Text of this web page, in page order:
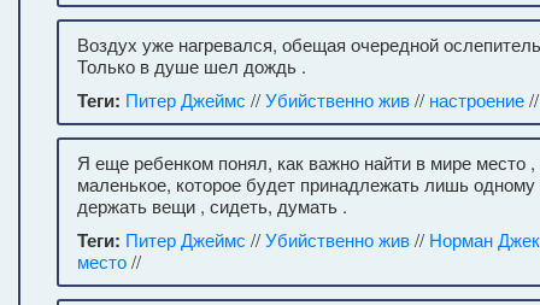
Воздух уже нагревался, обещая очередной
Только в душе шел дождь .
Теги: Питер Джеймс //Убийственно жив// настроение//
Я еще ребенком понял, как важно найти в мире место
маленькое, которое будет принадлежать лишь
держать вещи , сидеть, думать .
Теги: Питер Джеймс //Убийственно жив// Норман
место//